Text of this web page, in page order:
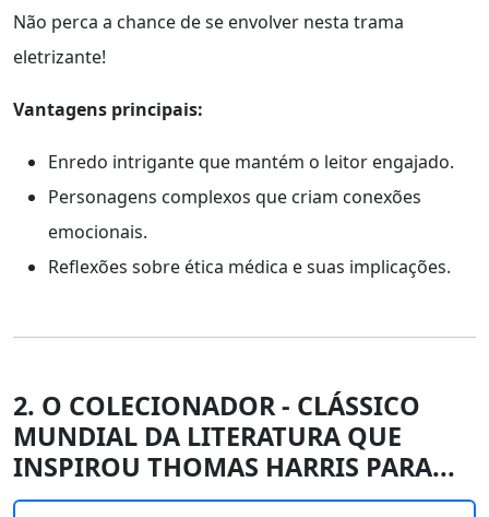
Não perca a chance de se envolver nesta trama
eletrizante!
Vantagens principais:
Enredo intrigante que mantém o leitor engajado.
Personagens complexos que criam conexões
emocionais.
Reflexões sobre ética médica e suas implicações.
2. O COLECIONADOR - CLÁSSICO
MUNDIAL DA LITERATURA QUE
INSPIROU THOMAS HARRIS PARA...